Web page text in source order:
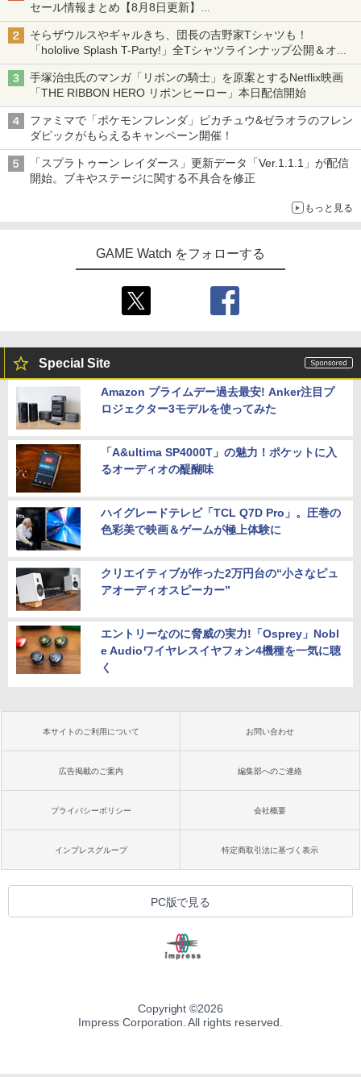
セール情報まとめ【8月8日更新】
ニンテンドーeショップでは「大神 絶景版」が67%オフで990円
そらザウルスやギャルきち、団長の吉野家Tシャツも！
「hololive Splash T-Party!」全Tシャツラインナップ公開＆オン
ライン販売開始
手塚治虫氏のマンガ「リボンの騎士」を原案とするNetflix映画
「THE RIBBON HERO リボンヒーロー」本日配信開始
ファミマで「ポケモンフレンダ」ピカチュウ&ゼラオラのフレン
ダピックがもらえるキャンペーン開催！
「スプラトゥーン レイダース」更新データ「Ver.1.1.1」が配信
開始。ブキやステージに関する不具合を修正
もっと見る
GAME Watch をフォローする
Special Site
Amazon プライムデー過去最安! Anker注目プ
ロジェクター3モデルを使ってみた
「A&ultima SP4000T」の魅力！ポケットに入
るオーディオの醍醐味
ハイグレードテレビ「TCL Q7D Pro」。圧巻の
色彩美で映画＆ゲームが極上体験に
クリエイティブが作った2万円台の“小さなピュ
アオーディオスピーカー”
エントリーなのに脅威の実力!「Osprey」Nobl
e Audioワイヤレスイヤフォン4機種を一気に聴
く
本サイトのご利用について お問い合わせ
広告掲載のご案内 編集部へのご連絡
プライバシーポリシー 会社概要
インプレスグループ 特定商取引法に基づく表示
PC版で見る
Copyright ©2026
Impress Corporation. All rights reserved.